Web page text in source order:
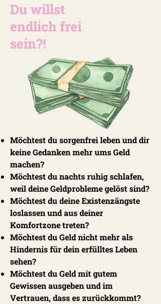
Du willst
endlich frei
sein?!
Möchtest du sorgenfrei leben und dir
keine Gedanken mehr ums Geld
machen?
Möchtest du nachts ruhig schlafen,
weil deine Geldprobleme gelöst sind?
Möchtest du deine Existenzängste
loslassen und aus deiner
Komfortzone treten?
Möchtest du Geld nicht mehr als
Hindernis für dein erfülltes Leben
sehen?
Möchtest du Geld mit gutem
Gewissen ausgeben und im
Vertrauen, dass es zurückkommt?